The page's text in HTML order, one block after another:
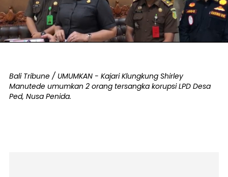
Bali Tribune / UMUMKAN - Kajari Klungkung Shirley
Manutede umumkan 2 orang tersangka korupsi LPD Desa
Ped, Nusa Penida.